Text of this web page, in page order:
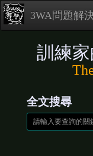
3WA問題解
訓練家
全文搜尋